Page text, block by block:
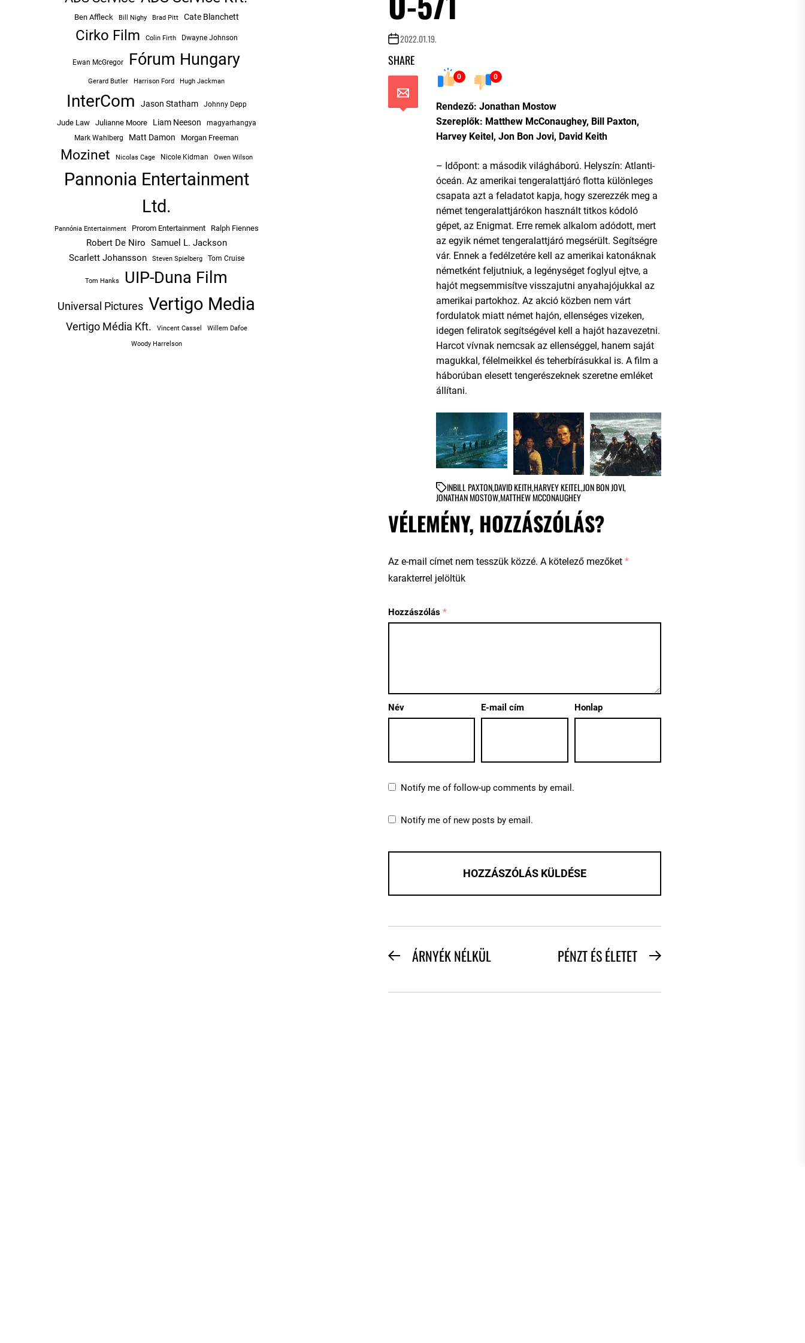
2022.01.19.
SHARE
0 0
Rendező: Jonathan Mostow
Szereplők: Matthew McConaughey, Bill Paxton,
Harvey Keitel, Jon Bon Jovi, David Keith
– Időpont: a második világháború. Helyszín: Atlanti-
óceán. Az amerikai tengeralattjáró flotta különleges
csapata azt a feladatot kapja, hogy szerezzék meg a
német tengeralattjárókon használt titkos kódoló
gépet, az Enigmat. Erre remek alkalom adódott, mert
az egyik német tengeralattjáró megsérült. Segítségre
vár. Ennek a fedélzetére kell az amerikai katonáknak
németként feljutniuk, a legénységet foglyul ejtve, a
hajót megsemmisítve visszajutni anyahajójukkal az
amerikai partokhoz. Az akció közben nem várt
fordulatok miatt német hajón, ellenséges vizeken,
idegen feliratok segítségével kell a hajót hazavezetni.
Harcot vívnak nemcsak az ellenséggel, hanem saját
magukkal, félelmeikkel és teherbírásukkal is. A film a
háborúban elesett tengerészeknek szeretne emléket
állítani.
INBILL PAXTON,DAVID KEITH,HARVEY KEITEL,JON BON JOVI,
JONATHAN MOSTOW,MATTHEW MCCONAUGHEY
VÉLEMÉNY, HOZZÁSZÓLÁS?
Az e-mail címet nem tesszük közzé. A kötelező mezőket *
karakterrel jelöltük
Hozzászólás *
Név E-mail cím Honlap
Notify me of follow-up comments by email.
Notify me of new posts by email.
BEJEGYZÉS
PreviousÁRNYÉK NÉLKÜL
Next
PÉNZT ÉS ÉLETET
Ben Affleck Bill Nighy Brad Pitt Cate Blanchett
Cirko Film Colin Firth Dwayne Johnson
Ewan McGregor Fórum Hungary
Gerard Butler Harrison Ford Hugh Jackman
InterCom Jason Statham Johnny Depp
Jude Law Julianne Moore Liam Neeson
magyarhangya
Mark Wahlberg
Matt Damon Morgan Freeman
Mozinet Nicolas Cage Nicole Kidman Owen Wilson
Pannonia Entertainment
Ltd.
Pannónia Entertainment Prorom Entertainment Ralph Fiennes
Robert De Niro Samuel L. Jackson
Scarlett Johansson
Steven Spielberg Tom Cruise
Tom Hanks UIP-Duna Film
Universal Pictures Vertigo Media
Vertigo Média Kft. Vincent Cassel
Willem Dafoe
Woody Harrelson